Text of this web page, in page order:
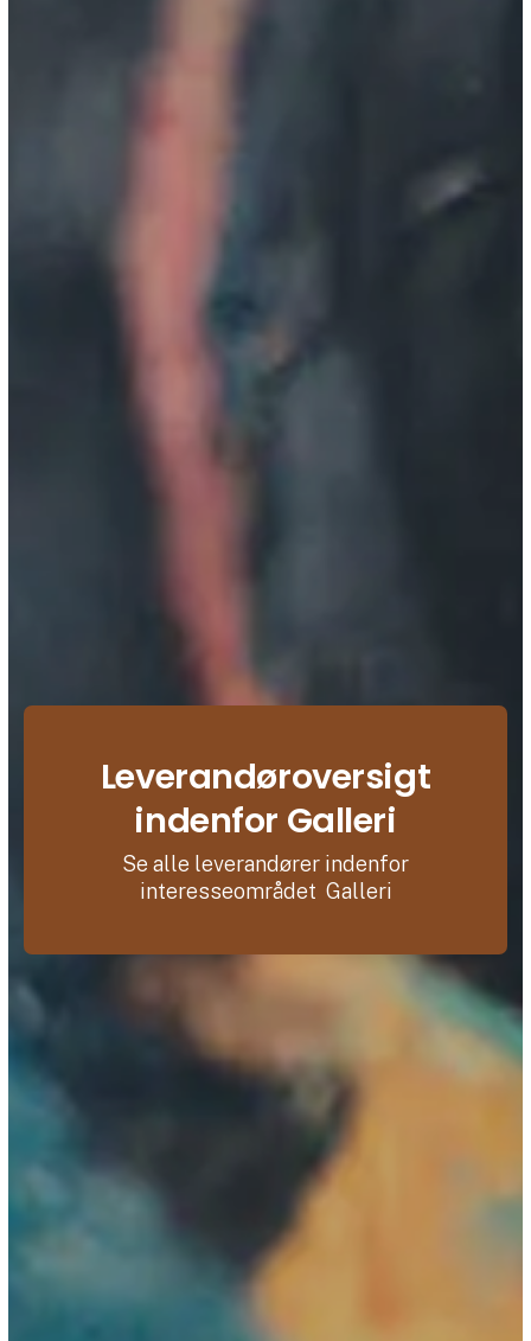
Leverandøroversigt
indenfor Galleri
Se alle leverandører indenfor
interesseområdet Galleri